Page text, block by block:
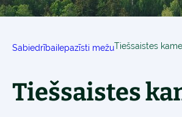
Sabiedrībai Iepazīsti mežuTiešsaistes
Tiešsaistes